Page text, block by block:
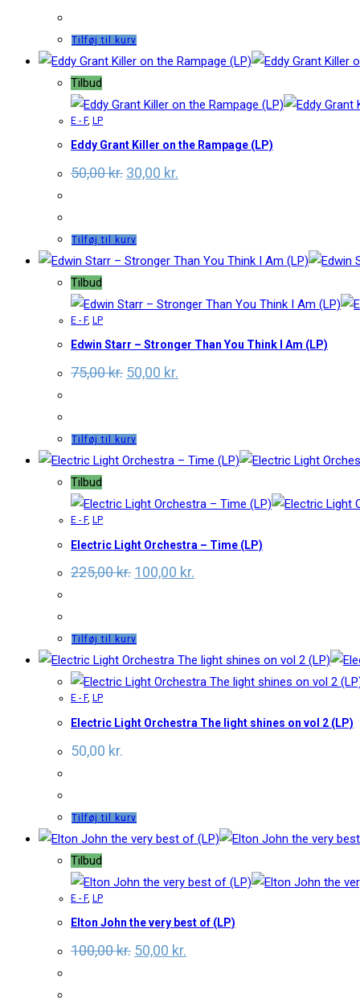
Tilføj til kurv
Tilbud
E - F, LP
Eddy Grant Killer on the Rampage (LP)
50,00kr. Original
price
30,00 kr.
price
Tilføj til kurv
Tilbud
E - F, LP
Edwin Starr – Stronger Than You Think I Am (LP)
75,00kr. Original
price
50,00 kr.
price
Tilføj til kurv
Tilbud
E - F, LP
Electric Light Orchestra – Time (LP)
225,00kr. Original
price
100,00 kr.
price
Tilføj til kurv
E - F, LP
Electric Light Orchestra The light shines on vol 2 (LP)
50,00 kr.
Tilføj til kurv
Tilbud
E - F, LP
Elton John the very best of (LP)
100,00kr. Original
price
50,00 kr.
price